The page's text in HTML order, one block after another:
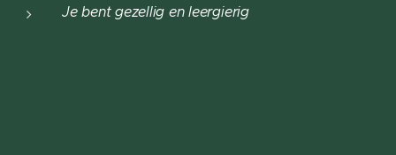
Je bent gezellig en leergierig